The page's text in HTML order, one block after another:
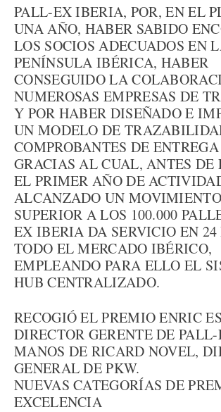
PALL-EX IBERIA, POR, EN EL
UNA AÑO, HABER SABIDO
LOS SOCIOS ADECUADOS EN
PENÍNSULA IBÉRICA, HABER
CONSEGUIDO LA
NUMEROSAS EMPRESAS DE
Y POR HABER DISEÑADO E
UN MODELO DE
COMPROBANTES DE
GRACIAS AL CUAL, ANTES
EL PRIMER AÑO DE
ALCANZADO UN
SUPERIOR A LOS 100.000
EX IBERIA DA SERVICIO EN 24
TODO EL MERCADO IBÉRICO,
EMPLEANDO PARA ELLO EL
HUB CENTRALIZADO.
RECOGIÓ EL PREMIO ENRIC
DIRECTOR GERENTE DE
MANOS DE RICARD NOVEL,
GENERAL DE PKW.
NUEVAS CATEGORÍAS DE
EXCELENCIA